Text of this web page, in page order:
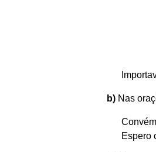
b) Nas
Espero